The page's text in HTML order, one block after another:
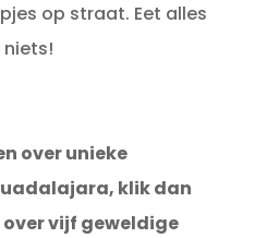
op straat. Eet alles
over unieke
klik dan
over vijf geweldige